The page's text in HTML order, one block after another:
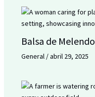
Balsa de Melendo
General/abril 29, 2025